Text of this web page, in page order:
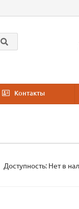
Контакты
Доступность: Нет в